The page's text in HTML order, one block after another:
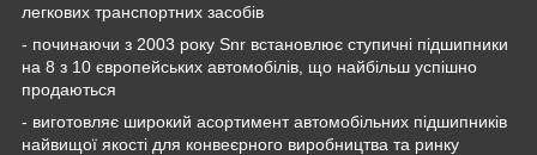
легкових транспортних засобів
- починаючи з 2003 року Snr встановлює ступичні підшипники
на 8 з 10 європейських автомобілів, що найбільш успішно
продаються
- виготовляє широкий асортимент автомобільних підшипників
найвищої якості для конвеєрного виробництва та ринку